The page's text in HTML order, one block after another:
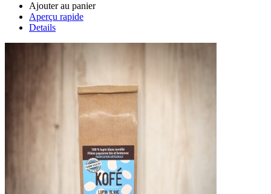
Ajouter au panier
Aperçu rapide
Details